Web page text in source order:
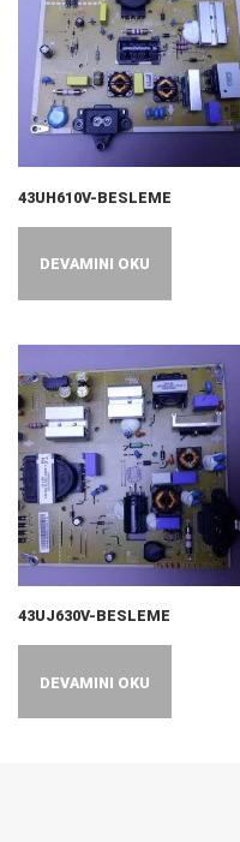
43UH610V-BESLEME
DEVAMINI OKU
43UJ630V-BESLEME
DEVAMINI OKU